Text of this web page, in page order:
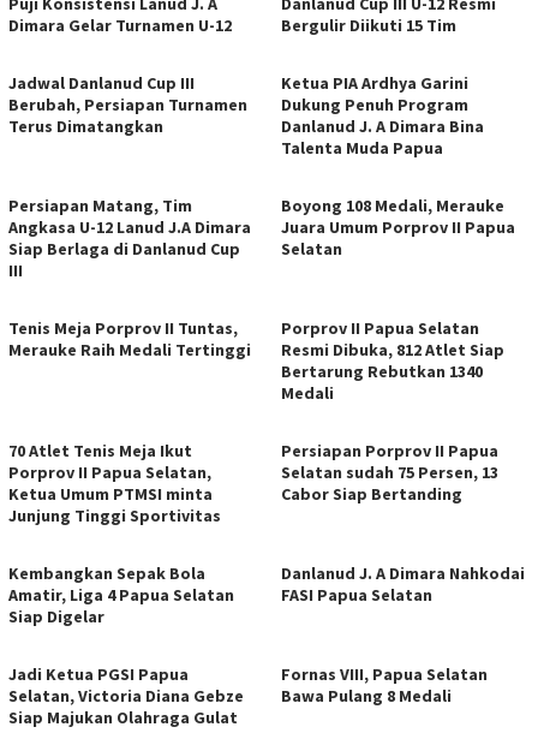
Dimara Gelar Turnamen U-12
Bergulir Diikuti 15 Tim
Jadwal Danlanud Cup III
Berubah, Persiapan Turnamen
Terus Dimatangkan
Ketua PIA Ardhya Garini
Dukung Penuh Program
Danlanud J. A Dimara Bina
Talenta Muda Papua
Persiapan Matang, Tim
Angkasa U-12 Lanud J.A Dimara
Siap Berlaga di Danlanud Cup
III
Boyong 108 Medali, Merauke
Juara Umum Porprov II Papua
Selatan
Tenis Meja Porprov II Tuntas,
Merauke Raih Medali Tertinggi
Porprov II Papua Selatan
Resmi Dibuka, 812 Atlet Siap
Bertarung Rebutkan 1340
Medali
70 Atlet Tenis Meja Ikut
Porprov II Papua Selatan,
Ketua Umum PTMSI minta
Junjung Tinggi Sportivitas
Persiapan Porprov II Papua
Selatan sudah 75 Persen, 13
Cabor Siap Bertanding
Kembangkan Sepak Bola
Amatir, Liga 4 Papua Selatan
Siap Digelar
Danlanud J. A Dimara Nahkodai
FASI Papua Selatan
Jadi Ketua PGSI Papua
Selatan, Victoria Diana Gebze
Siap Majukan Olahraga Gulat
Fornas VIII, Papua Selatan
Bawa Pulang 8 Medali